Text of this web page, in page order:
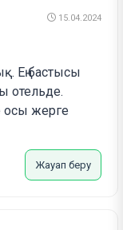
15.04.2024
Ең бастысы
отельде.
осы жерге
Жауап беру